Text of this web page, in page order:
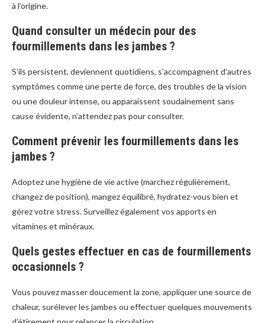
à l’origine.
Quand consulter un médecin pour des
fourmillements dans les jambes ?
S’ils persistent, deviennent quotidiens, s’accompagnent d’autres
symptômes comme une perte de force, des troubles de la vision
ou une douleur intense, ou apparaissent soudainement sans
cause évidente, n’attendez pas pour consulter.
Comment prévenir les fourmillements dans les
jambes ?
Adoptez une hygiène de vie active (marchez régulièrement,
changez de position), mangez équilibré, hydratez-vous bien et
gérez votre stress. Surveillez également vos apports en
vitamines et minéraux.
Quels gestes effectuer en cas de fourmillements
occasionnels ?
Vous pouvez masser doucement la zone, appliquer une source de
chaleur, surélever les jambes ou effectuer quelques mouvements